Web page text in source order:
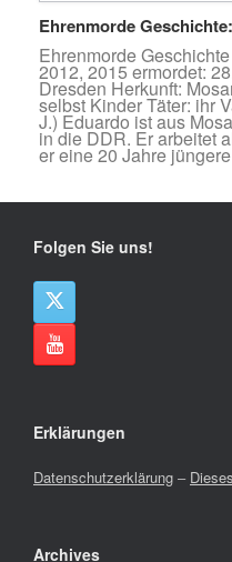
Ehrenmorde
Ehrenmorde
2012, 2015 ermordet:
Dresden Herkunft:
selbst Kinder Täter: ihr
J.) Eduardo ist aus
in die DDR. Er arbeitet
er eine 20 Jahre
Folgen Sie uns!
Erklärungen
Datenschutzerklärung –
Archives